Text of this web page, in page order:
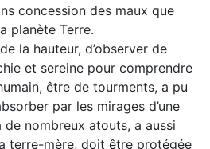
concession des maux que
planète Terre.
la hauteur, d’observer de
et sereine pour comprendre
être de tourments, a pu
par les mirages d’une
nombreux atouts, a aussi
terre-mère, doit être protégée